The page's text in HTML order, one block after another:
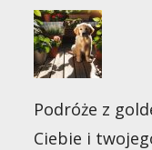
Podróże z
Ciebie i